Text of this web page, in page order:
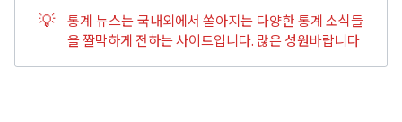
💡
통계 뉴스는 국내외에서 쏟아지는 다양한 통계 소식들
을 짤막하게 전하는 사이트입니다. 많은 성원바랍니다